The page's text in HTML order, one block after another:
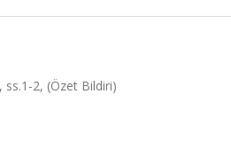
2, (Özet Bildiri)